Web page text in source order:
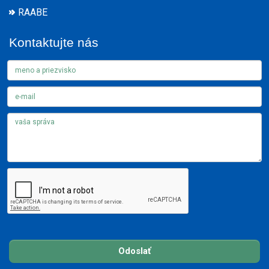
RAABE
Kontaktujte nás
Odoslať